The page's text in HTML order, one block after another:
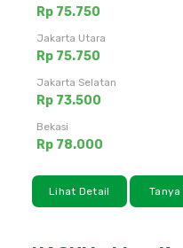
Rp 75.750
Jakarta Utara
Rp 75.750
Jakarta Selatan
Rp 73.500
Bekasi
Rp 78.000
Lihat Detail